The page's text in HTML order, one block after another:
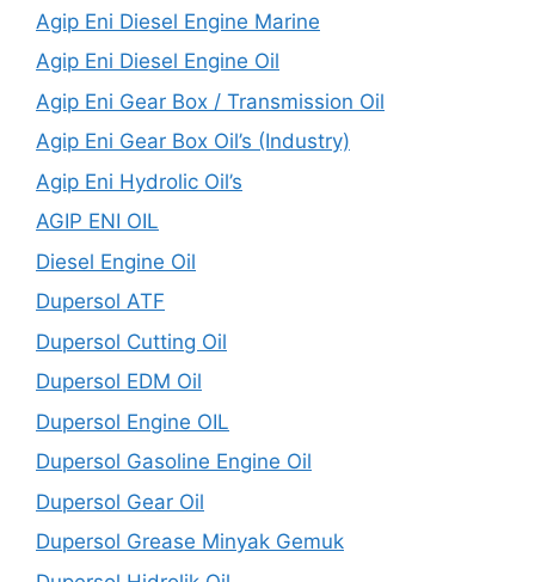
Agip Eni Diesel Engine Marine
Agip Eni Diesel Engine Oil
Agip Eni Gear Box / Transmission Oil
Agip Eni Gear Box Oil’s (Industry)
Agip Eni Hydrolic Oil’s
AGIP ENI OIL
Diesel Engine Oil
Dupersol ATF
Dupersol Cutting Oil
Dupersol EDM Oil
Dupersol Engine OIL
Dupersol Gasoline Engine Oil
Dupersol Gear Oil
Dupersol Grease Minyak Gemuk